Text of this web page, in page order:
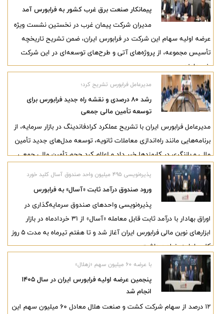
تولید، قراردادهای تضمینی فروش برق و چشم‌انداز مثبت درآمدهای آتی
پیمانکار صنعت برق غرب کشور به فرابورس آمد
مدیران شرکت پیمان غرب در نخستین نشست ویژه
عرضه اولیه سهام این شرکت در فرابورس ایران، ضمن تشریح تاریخچه
تأسیس مجموعه، از پروژه‌های آتی و طرح‌های توسعه‌ای در این شرکت
خبر دادند.
مدیرعامل فرابورس تشریح کرد؛
رشد ۸۰ درصدی و نقشه راه جدید فرابورس برای
توسعه تأمین مالی جمعی
مدیرعامل فرابورس ایران با تشریح عملکرد کرادفاندینگ در بازار سرمایه، از
برنامه‌هایی مانند راه‌اندازی معاملات ثانویه، توسعه مدل‌های جدید تأمین
مالی و بازنگری در کارمزدها خبر داد و اعلام کرد حجم تأمین مالی جمعی
است.
پذیره‌نویسی ۴۹۵ میلیون واحد صندوق آسال کلید خورد
ورود صندوق درآمد ثابت «آسال» به فرابورس
پذیره‌نویسی واحدهای صندوق سرمایه‌گذاری در
اوراق بهادار با درآمد ثابت قابل معامله «آسال» از ۳۱ خردادماه در بازار
ابزارهای نوین مالی فرابورس ایران آغاز شد و تا هفتم تیرماه به مدت ۵ روز
کاری ادامه خواهد داشت.
با عرضه ۶۰ میلیون سهم «زهلال»
پنجمین عرضه اولیه فرابورس ایران در سال ۱۴۰۵
انجام شد
12 درصد از سهام شرکت کشت و صنعت هلال معادل ۶۰ میلیون سهم این